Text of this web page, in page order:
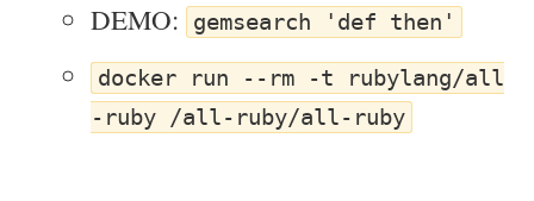
DEMO:
gemsearch 'def then'
docker run --rm -t rubylang/all
-ruby /all-ruby/all-ruby